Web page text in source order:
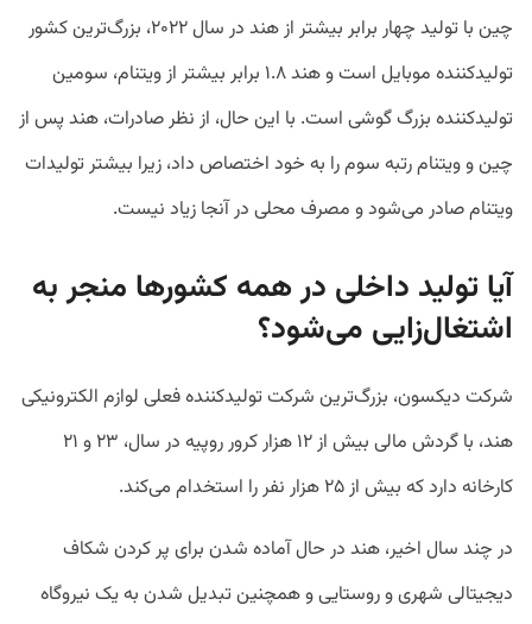
چین با تولید چهار برابر بیشتر از هند در سال ۲۰۲۲، بزرگ‌ترین کشور
تولیدکننده موبایل است و هند ۱.۸ برابر بیشتر از ویتنام، سومین
تولیدکننده بزرگ گوشی است. با این حال، از نظر صادرات، هند پس از
چین و ویتنام رتبه سوم را به خود اختصاص داد، زیرا بیشتر تولیدات
ویتنام صادر می‌شود و مصرف محلی در آنجا زیاد نیست.
آیا تولید داخلی در همه کشورها منجر به
اشتغال‌زایی می‌شود؟
شرکت دیکسون، بزرگ‌ترین شرکت تولیدکننده فعلی لوازم الکترونیکی
هند، با گردش مالی بیش از ۱۲ هزار کرور روپیه در سال، ۲۳ و ۲۱
کارخانه دارد که بیش از ۲۵ هزار نفر را استخدام می‌کند.
در چند سال اخیر، هند در حال آماده شدن برای پر کردن شکاف
دیجیتالی شهری و روستایی و همچنین تبدیل شدن به یک نیروگاه